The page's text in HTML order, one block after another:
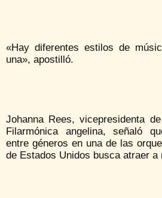
«Hay diferentes estilos de
una», apostilló.
Johanna Rees, vicepresidenta
Filarmónica angelina, señaló
entre géneros en una de las
de Estados Unidos busca atraer a